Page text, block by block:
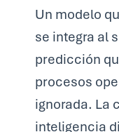
Un modelo
se integra al
predicción
procesos
ignorada. La
inteligencia